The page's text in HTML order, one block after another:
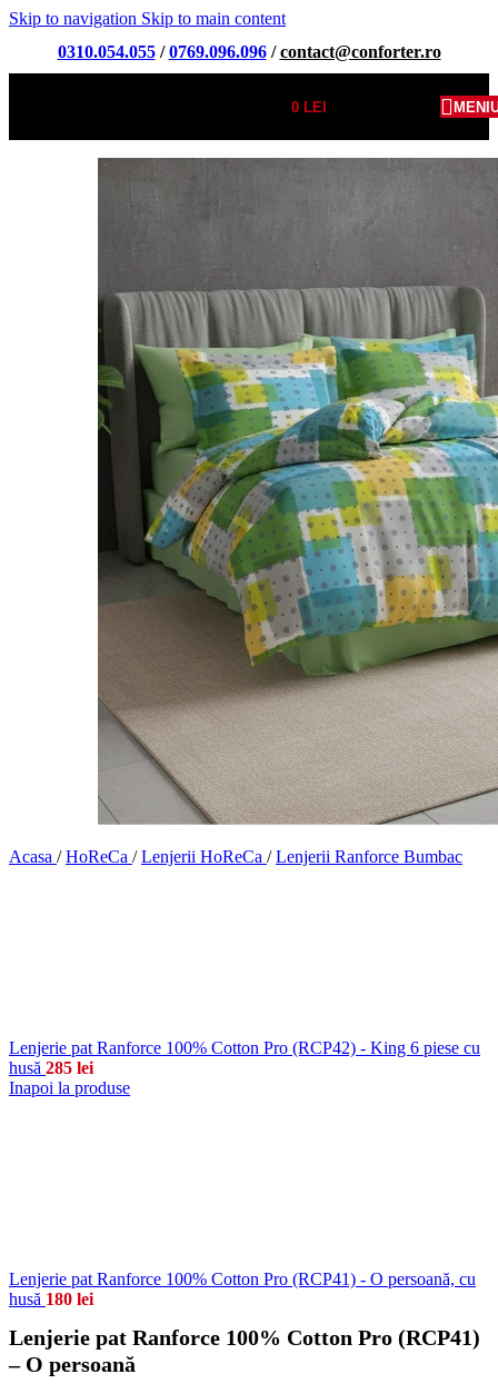
Skip to navigation Skip to main content
0310.054.055/0769.096.096/contact@conforter.ro
0LEI
Acasa / HoReCa / Lenjerii HoReCa / Lenjerii Ranforce Bumbac
Lenjerie pat Ranforce 100% Cotton Pro (RCP42) - King 6 piese cu
husă 285 lei
Inapoi la produse
Lenjerie pat Ranforce 100% Cotton Pro (RCP41) - O persoană, cu
husă 180 lei
Lenjerie pat Ranforce 100% Cotton Pro (RCP41)
– O persoană